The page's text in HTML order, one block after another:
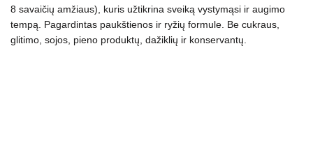
8 savaičių amžiaus), kuris užtikrina sveiką vystymąsi ir augimo
tempą. Pagardintas paukštienos ir ryžių formule. Be cukraus,
glitimo, sojos, pieno produktų, dažiklių ir konservantų.